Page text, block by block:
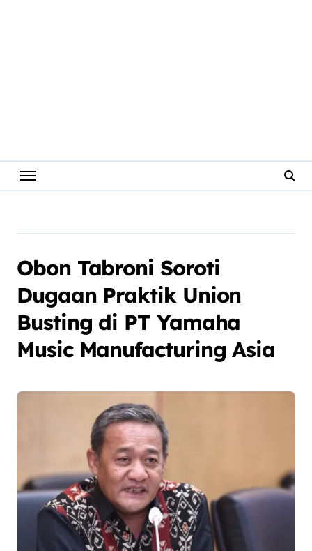
Obon Tabroni Soroti
Dugaan Praktik Union
Busting di PT Yamaha
Music Manufacturing Asia